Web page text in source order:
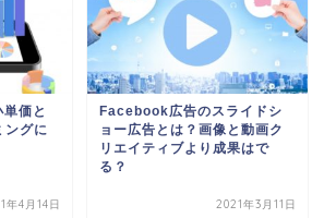
価と
ングに
年4月14日
Facebook広告のスライドシ
ョー広告とは？画像と動画ク
リエイティブより成果はで
る？
2021年3月11日